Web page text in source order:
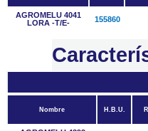
AGROMELU 4041
LORA -T/E-
155860
Nombre H.B.U.